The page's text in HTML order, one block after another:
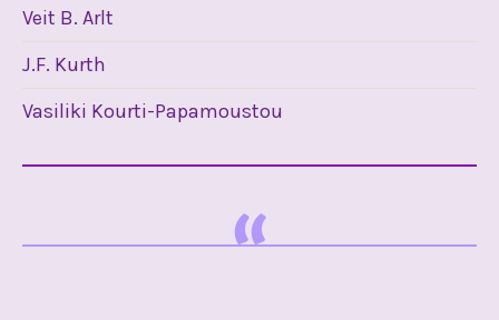
Veit B. Arlt
J.F. Kurth
Vasiliki Kourti-Papamoustou